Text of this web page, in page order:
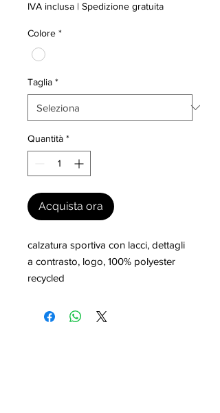
IVA inclusa | Spedizione gratuita
Colore *
Taglia *
Quantità *
Acquista ora
calzatura sportiva con lacci, dettagli
a contrasto, logo, 100% polyester
recycled